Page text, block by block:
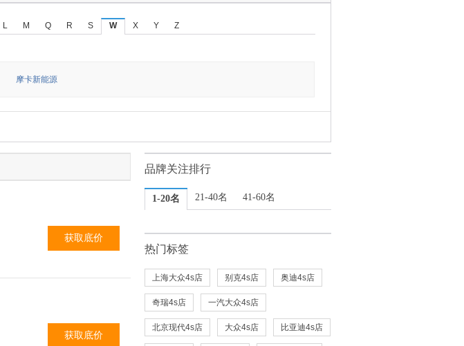
L M Q R S W X Y Z
摩卡新能源
获取底价
获取底价
品牌关注排行
1-20名 21-40名 41-60名
热门标签
上海大众4s店 别克4s店 奥迪4s店
奇瑞4s店 一汽大众4s店
北京现代4s店 大众4s店 比亚迪4s店